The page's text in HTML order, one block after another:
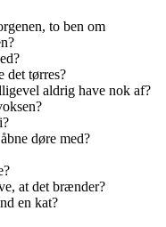
to ben om
det tørres?
aldrig have nok af?
døre med?
at det brænder?
en kat?